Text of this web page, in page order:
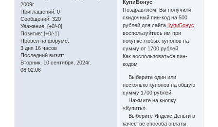
2009г.
Приглашений: 0
Сообщений: 320
Уважение: [+0/-0]
Позитив: [+0/-1]
Провел на форуме:
3 дня 16 часов
Последний визит:
Вторник, 10 сентября, 2024г.
08:02:06
КупиБонус
Поздравляем! Вы получили
скидочный пин-код на 500
рублей для сайта КупиБонус:
воспользуйтесь им при
покупке любых купонов на
сумму от 1700 рублей.
Как воспользоваться пин-
кодом
Выберите один или
несколько купонов на общую
сумму 1700 рублей.
Нажмите на кнопку
«Купить».
Выберите Яндекс.Деньги в
качестве способа оплаты,